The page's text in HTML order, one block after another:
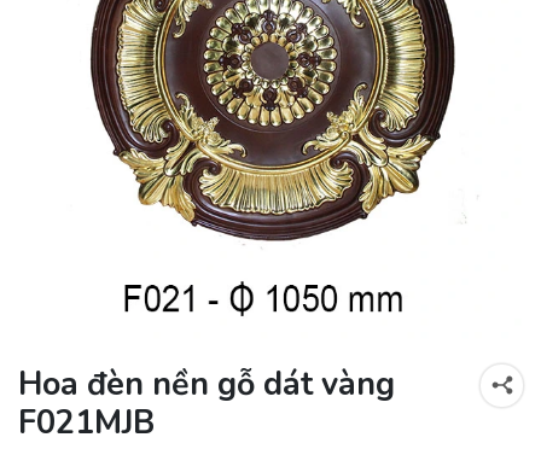
Hoa đèn nền gỗ dát vàng
F021MJB